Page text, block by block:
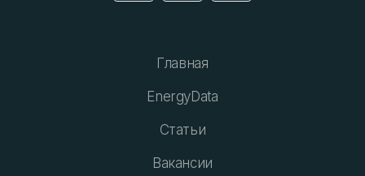
Главная
EnergyData
Статьи
Вакансии